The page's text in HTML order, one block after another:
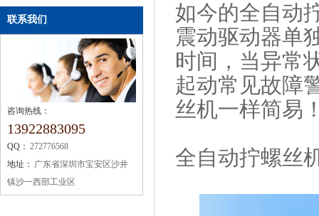
联系我们
咨询热线：
13922883095
QQ： 272776568
地址： 广东省深圳市宝安区沙井
镇沙一西部工业区
如今的全自动
震动驱动器单
时间，当异常
起动常见故障
丝机一样简易
全自动拧螺丝